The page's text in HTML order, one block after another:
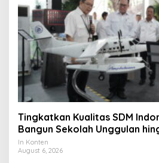
Tingkatkan Kualitas SDM
Bangun Sekolah Unggulan
Universitas Terbaik Dunia
In Konten
August 6, 2026